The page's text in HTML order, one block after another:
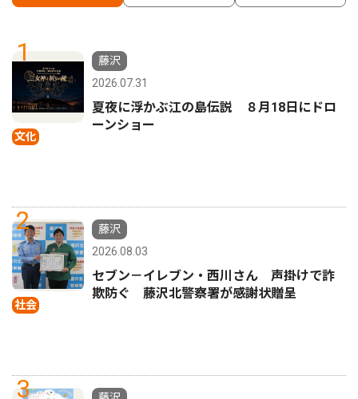
1
文化
藤沢
2026.07.31
夏夜に浮かぶ江の島伝説 ８月18日にドロ
ーンショー
2
社会
藤沢
2026.08.03
セブン－イレブン・西川さん 声掛けで詐
欺防ぐ 藤沢北警察署が感謝状贈呈
3